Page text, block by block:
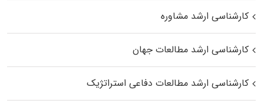
کارشناسی ارشد مشاوره
کارشناسی ارشد مطالعات جهان
کارشناسی ارشد مطالعات دفاعی استراتژیک